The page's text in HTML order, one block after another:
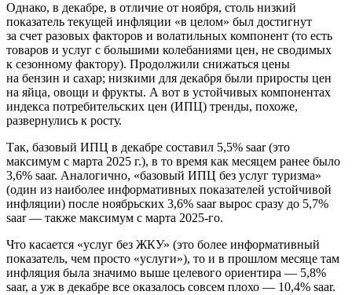
Однако, в декабре, в отличие от ноября, столь низкий
показатель текущей инфляции «в целом» был достигнут
за счет разовых факторов и волатильных компонент (то есть
товаров и услуг с большими колебаниями цен, не сводимых
к сезонному фактору). Продолжили снижаться цены
на бензин и сахар; низкими для декабря были приросты цен
на яйца, овощи и фрукты. А вот в устойчивых компонентах
индекса потребительских цен (ИПЦ) тренды, похоже,
развернулись к росту.
Так, базовый ИПЦ в декабре составил 5,5% saar (это
максимум с марта 2025 г.), в то время как месяцем ранее было
3,6% saar. Аналогично, «базовый ИПЦ без услуг туризма»
(один из наиболее информативных показателей устойчивой
инфляции) после ноябрьских 3,6% saar вырос сразу до 5,7%
saar — также максимум с марта 2025-го.
Что касается «услуг без ЖКУ» (это более информативный
показатель, чем просто «услуги»), то и в прошлом месяце там
инфляция была значимо выше целевого ориентира — 5,8%
saar, а уж в декабре все оказалось совсем плохо — 10,4% saar.